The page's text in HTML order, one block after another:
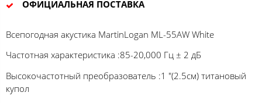
ОФИЦИАЛЬНАЯ ПОСТАВКА
Всепогодная акустика MartinLogan ML-55AW White
Частотная характеристика :85-20,000 Гц ± 2 дБ
Высокочастотный преобразователь :1 "(2.5см) титановый
купол